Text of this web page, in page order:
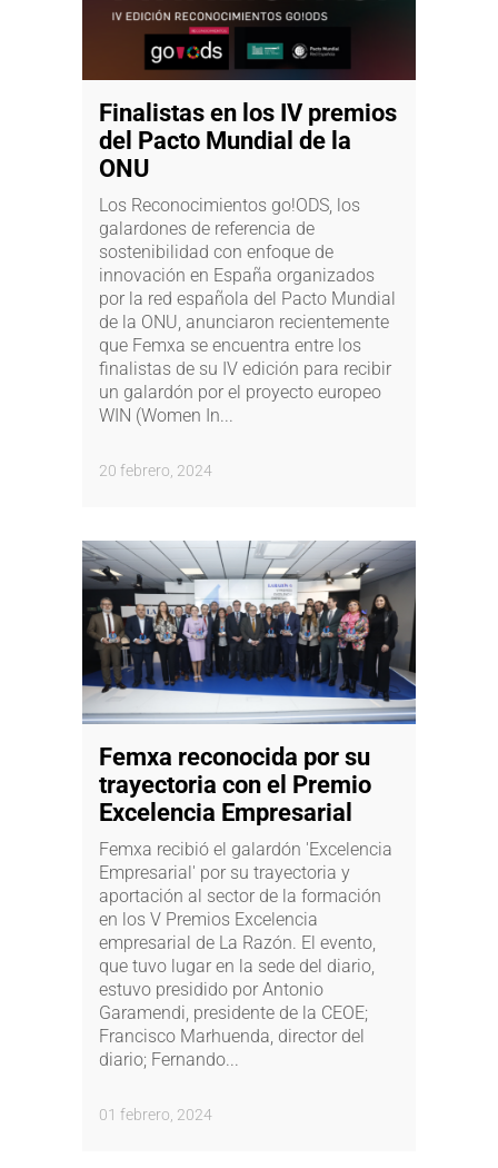
Finalistas en los IV premios
del Pacto Mundial de la
ONU
Los Reconocimientos go!ODS, los
galardones de referencia de
sostenibilidad con enfoque de
innovación en España organizados
por la red española del Pacto Mundial
de la ONU, anunciaron recientemente
que Femxa se encuentra entre los
finalistas de su IV edición para recibir
un galardón por el proyecto europeo
WIN (Women In...
20 febrero, 2024
Femxa reconocida por su
trayectoria con el Premio
Excelencia Empresarial
Femxa recibió el galardón 'Excelencia
Empresarial' por su trayectoria y
aportación al sector de la formación
en los V Premios Excelencia
empresarial de La Razón. El evento,
que tuvo lugar en la sede del diario,
estuvo presidido por Antonio
Garamendi, presidente de la CEOE;
Francisco Marhuenda, director del
diario; Fernando...
01 febrero, 2024